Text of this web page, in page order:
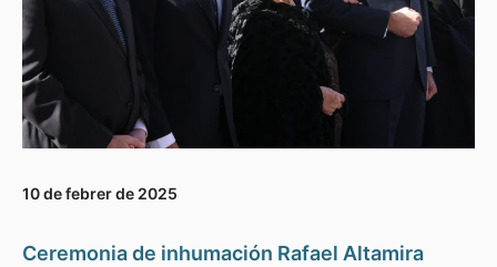
10 de febrer de 2025
Ceremonia de inhumación Rafael Altamira